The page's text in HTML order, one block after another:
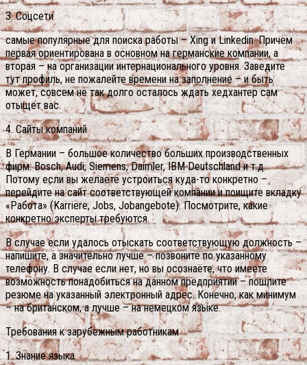
3. Соцсети
самые популярные для поиска работы – Xing и Linkedin. Причем
первая ориентирована в основном на германские компании, а
вторая – на организации интернационального уровня. Заведите
тут профиль, не пожалейте времени на заполнение – и быть
может, совсем не так долго осталось ждать хедхантер сам
отыщет вас.
4. Сайты компаний
В Германии – большое количество больших производственных
фирм: Bosch, Audi, Siemens, Daimler, IBM Deutschland и т.д.
Потому если вы желаете устроиться куда-то конкретно –
перейдите на сайт соответствующей компании и поищите вкладку
«Работа» (Karriere, Jobs, Jobangebote). Посмотрите, какие
конкретно эксперты требуются.
В случае если удалось отыскать соответствующую должность –
напишите, а значительно лучше – позвоните по указанному
телефону. В случае если нет, но вы осознаёте, что имеете
возможность понадобиться на данном предприятии – пошлите
резюме на указанный электронный адрес. Конечно, как минимум
– на британском, а лучше – на немецком языке.
Требования к зарубежным работникам
1. Знание языка